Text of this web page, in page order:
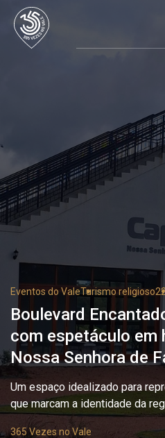
Eventos do ValeTurismo religioso
Boulevard
com espetáculo em
Nossa Senhora de
Um espaço idealizado para
que marcam a identidade da
365 Vezes no Vale